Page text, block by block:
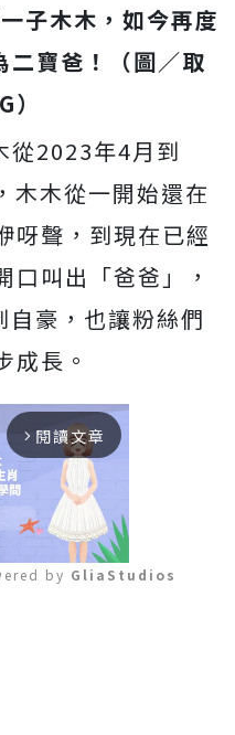
子木木，如今再度
二寶爸！（圖／取
從2023年4月到
木木從一開始還在
呀聲，到現在已經
口叫出「爸爸」，
豪，也讓粉絲們
成長。
arrow_forward_ios 閱讀文章
by GliaStudios